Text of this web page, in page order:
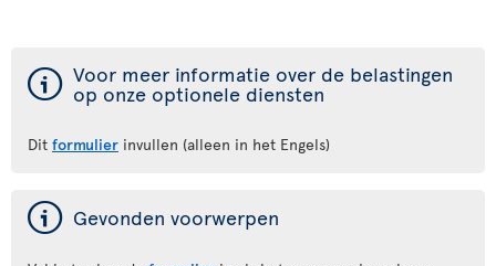
ý Voor meer informatie over de belastingen
op onze optionele diensten
Dit formulier invullen (alleen in het Engels)
ý Gevonden voorwerpen